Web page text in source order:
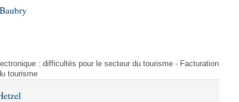
: difficultés pour le secteur du tourisme - Facturation
tourisme